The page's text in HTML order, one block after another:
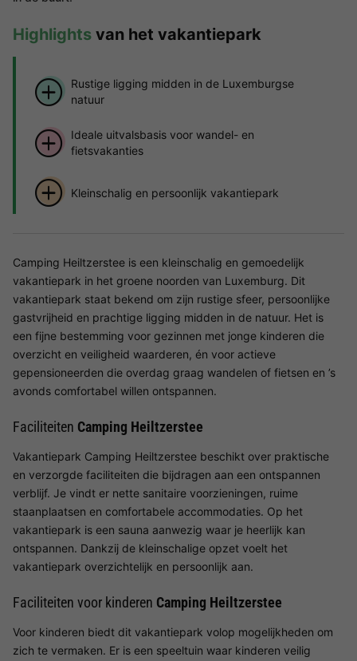
Highlights van het vakantiepark
Rustige ligging midden in de Luxemburgse
natuur
Ideale uitvalsbasis voor wandel- en
fietsvakanties
Kleinschalig en persoonlijk vakantiepark
Camping Heiltzerstee is een kleinschalig en gemoedelijk
vakantiepark in het groene noorden van Luxemburg. Dit
vakantiepark staat bekend om zijn rustige sfeer, persoonlijke
gastvrijheid en prachtige ligging midden in de natuur. Het is
een fijne bestemming voor gezinnen met jonge kinderen die
overzicht en veiligheid waarderen, én voor actieve
gepensioneerden die overdag graag wandelen of fietsen en ’s
avonds comfortabel willen ontspannen.
Faciliteiten Camping Heiltzerstee
Vakantiepark Camping Heiltzerstee beschikt over praktische
en verzorgde faciliteiten die bijdragen aan een ontspannen
verblijf. Je vindt er nette sanitaire voorzieningen, ruime
staanplaatsen en comfortabele accommodaties. Op het
vakantiepark is een sauna aanwezig waar je heerlijk kan
ontspannen. Dankzij de kleinschalige opzet voelt het
vakantiepark overzichtelijk en persoonlijk aan.
Faciliteiten voor kinderen Camping Heiltzerstee
Voor kinderen biedt dit vakantiepark volop mogelijkheden om
zich te vermaken. Er is een speeltuin waar kinderen veilig